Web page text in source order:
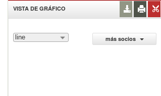
VISTA DE GRÁFICO
line más socios